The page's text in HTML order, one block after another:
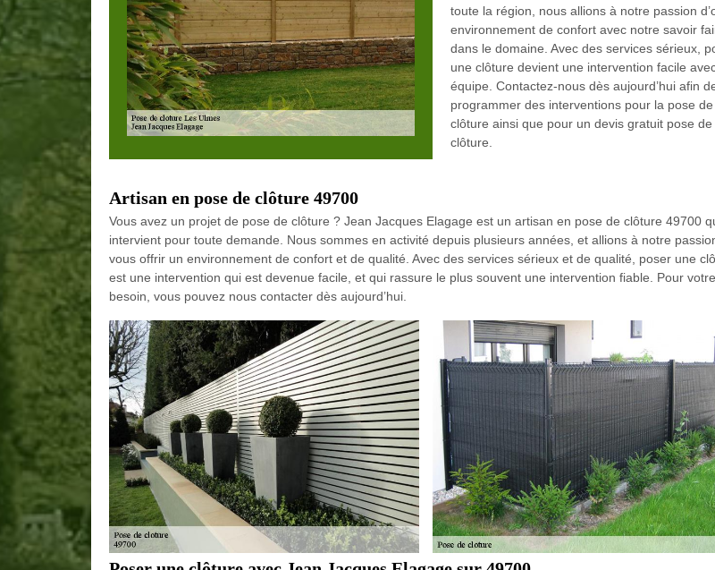
toute la région, nous allions à notre passion
environnement de confort avec notre savoir
dans le domaine. Avec des services sérieux,
une clôture devient une intervention facile
équipe. Contactez-nous dès aujourd’hui afin
programmer des interventions pour la pose
clôture ainsi que pour un devis gratuit pose de
clôture.
Artisan en pose de clôture 49700
Vous avez un projet de pose de clôture ? Jean Jacques Elagage est un artisan en pose de clôture 49700
intervient pour toute demande. Nous sommes en activité depuis plusieurs années, et allions à notre
vous offrir un environnement de confort et de qualité. Avec des services sérieux et de qualité, poser une
est une intervention qui est devenue facile, et qui rassure le plus souvent une intervention fiable. Pour votre
besoin, vous pouvez nous contacter dès aujourd’hui.